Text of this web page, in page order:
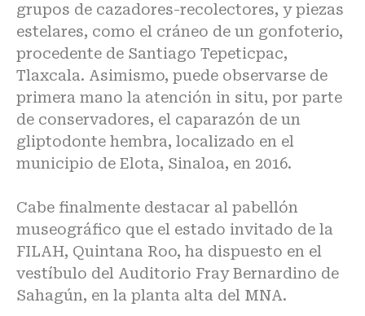
grupos de cazadores-recolectores, y piezas
estelares, como el cráneo de un gonfoterio,
procedente de Santiago Tepeticpac,
Tlaxcala. Asimismo, puede observarse de
primera mano la atención in situ, por parte
de conservadores, el caparazón de un
gliptodonte hembra, localizado en el
municipio de Elota, Sinaloa, en 2016.
Cabe finalmente destacar al pabellón
museográfico que el estado invitado de la
FILAH, Quintana Roo, ha dispuesto en el
vestíbulo del Auditorio Fray Bernardino de
Sahagún, en la planta alta del MNA.